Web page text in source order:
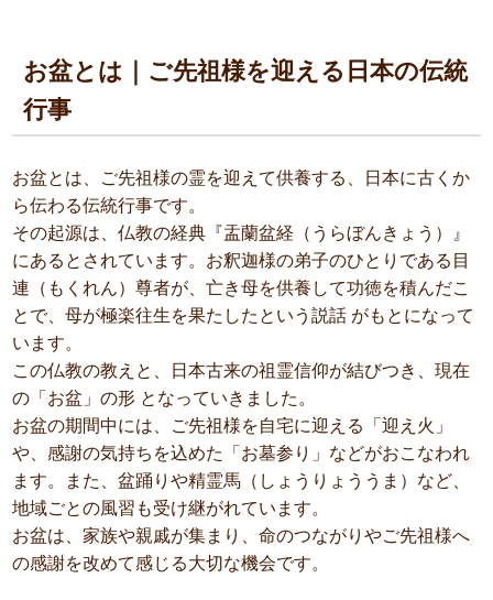
お盆とは｜ご先祖様を迎える日本の伝統
行事
お盆とは、ご先祖様の霊を迎えて供養する、日本に古くか
ら伝わる伝統行事です。
その起源は、仏教の経典『盂蘭盆経（うらぼんきょう）』
にあるとされています。お釈迦様の弟子のひとりである目
連（もくれん）尊者が、亡き母を供養して功徳を積んだこ
とで、母が極楽往生を果たしたという説話 がもとになって
います。
この仏教の教えと、日本古来の祖霊信仰が結びつき、現在
の「お盆」の形 となっていきました。
お盆の期間中には、ご先祖様を自宅に迎える「迎え火」
や、感謝の気持ちを込めた「お墓参り」などがおこなわれ
ます。また、盆踊りや精霊馬（しょうりょううま）など、
地域ごとの風習も受け継がれています。
お盆は、家族や親戚が集まり、命のつながりやご先祖様へ
の感謝を改めて感じる大切な機会です。